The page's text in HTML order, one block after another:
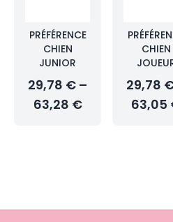
PRÉFÉRENCE
CHIEN
JUNIOR
29,78 € –
63,28 €
CHIEN
29,78
63,05